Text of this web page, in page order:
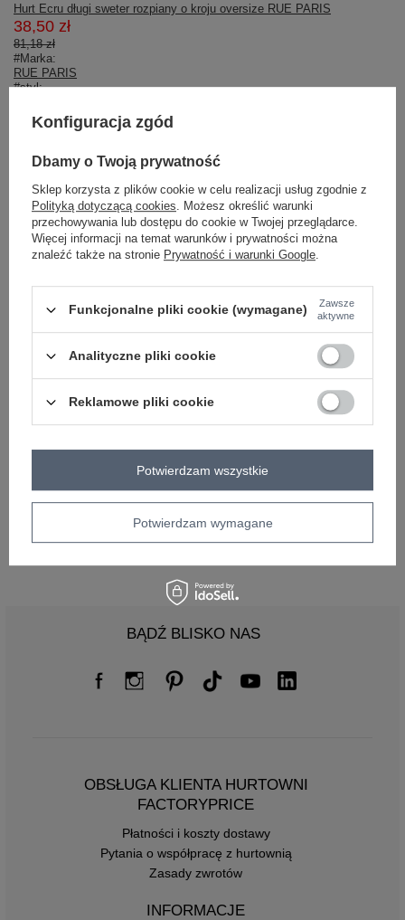
Hurt Ecru długi sweter rozpiany o kroju oversize RUE PARIS
38,50 zł
81,18 zł
#Marka:
RUE PARIS
#styl:
#okazja:
codzienne,do pracy
gładki
akryl
#długość:
długa
#rękaw:
długi rękaw
#dekolt:
#zapięcie:
100% akryl
pranie ręczne
#modelka:
Modelka ma na sobie rozmiar one size. Wymiary modelki: wzrost 169
cm, biust 88 cm, talia 68 cm, biodra 89 cm
emblemat:
txt_BESTSELLER#D22D7D#FFFFFF
lewo col
Centrum Logistyczne Nadarzyn
Dostępny
BĄDŹ BLISKO NAS
OBSŁUGA KLIENTA HURTOWNI
FACTORYPRICE
Płatności i koszty dostawy
Pytania o współpracę z hurtownią
Zasady zwrotów
INFORMACJE
Konfiguracja zgód
Dbamy o Twoją prywatność
Sklep korzysta z plików cookie w celu realizacji usług zgodnie z
Polityką dotyczącą cookies. Możesz określić warunki
przechowywania lub dostępu do cookie w Twojej przeglądarce.
Więcej informacji na temat warunków i prywatności można
znaleźć także na stronie Prywatność i warunki Google.
Funkcjonalne pliki cookie (wymagane)
Zawsze
aktywne
Analityczne pliki cookie
Reklamowe pliki cookie
Potwierdzam wymagane
Potwierdzam wszystkie